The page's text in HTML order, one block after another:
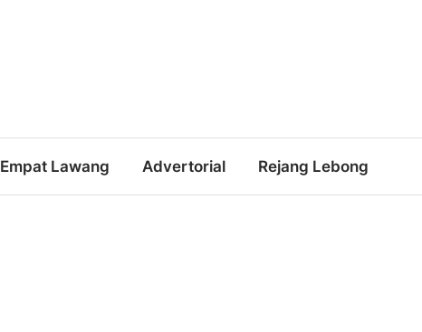
Empat Lawang Advertorial Rejang Lebong